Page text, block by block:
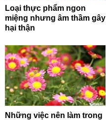
Loại thực phẩm ngon
miệng nhưng âm thầm gây
hại thận
Những việc nên làm trong